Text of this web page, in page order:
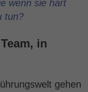
wenn sie hart
tun?
in
gehen